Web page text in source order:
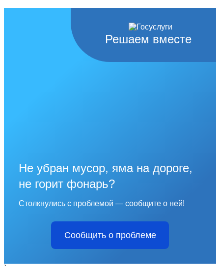
Решаем вместе
Не убран мусор, яма на дороге,
не горит фонарь?
Столкнулись с проблемой — сообщите о ней!
Сообщить о проблеме
`